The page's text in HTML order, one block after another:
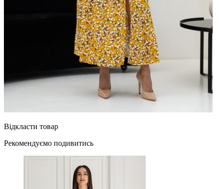
Відкласти товар
Рекомендуємо подивитись